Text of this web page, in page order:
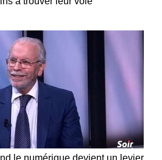
le numérique devient un levier